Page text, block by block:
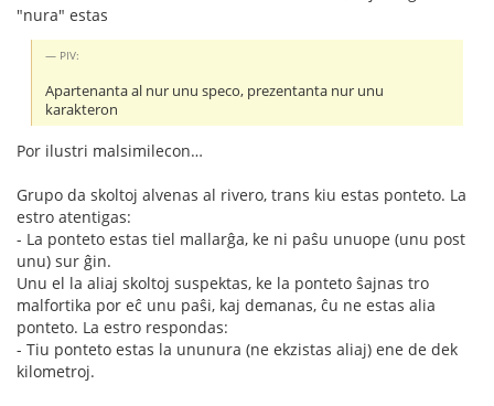
"nura" estas
PIV:
Apartenanta al nur unu speco, prezentanta nur unu
karakteron
Por ilustri malsimilecon…
Grupo da skoltoj alvenas al rivero, trans kiu estas ponteto. La
estro atentigas:
- La ponteto estas tiel mallarĝa, ke ni paŝu unuope (unu post
unu) sur ĝin.
Unu el la aliaj skoltoj suspektas, ke la ponteto ŝajnas tro
malfortika por eĉ unu paŝi, kaj demanas, ĉu ne estas alia
ponteto. La estro respondas:
- Tiu ponteto estas la ununura (ne ekzistas aliaj) ene de dek
kilometroj.